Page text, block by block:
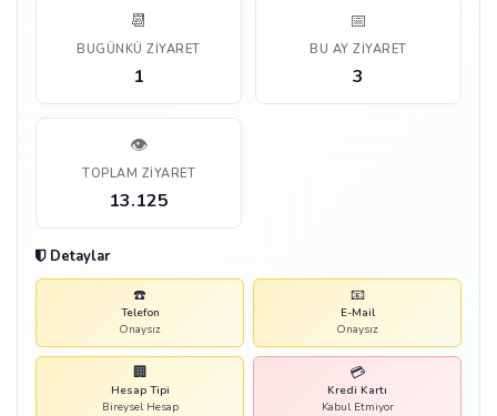
📆
BUGÜNKÜ ZIYARET
1
📅
BU AY ZIYARET
3
👁️
TOPLAM ZIYARET
13.125
Detaylar
☎️
Telefon
Onaysız
📧
E-Mail
Onaysız
🏢
Hesap Tipi
Bireysel Hesap
💳
Kredi Kartı
Kabul Etmiyor